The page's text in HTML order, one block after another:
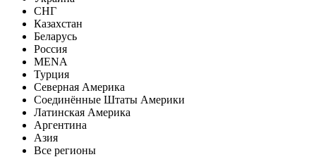
СНГ
Казахстан
Беларусь
Россия
MENA
Турция
Северная Америка
Соединённые Штаты Америки
Латинская Америка
Аргентина
Азия
Все регионы